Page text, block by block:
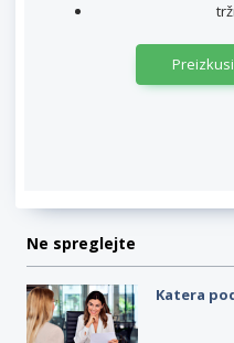
Ne spreglejte
Katera